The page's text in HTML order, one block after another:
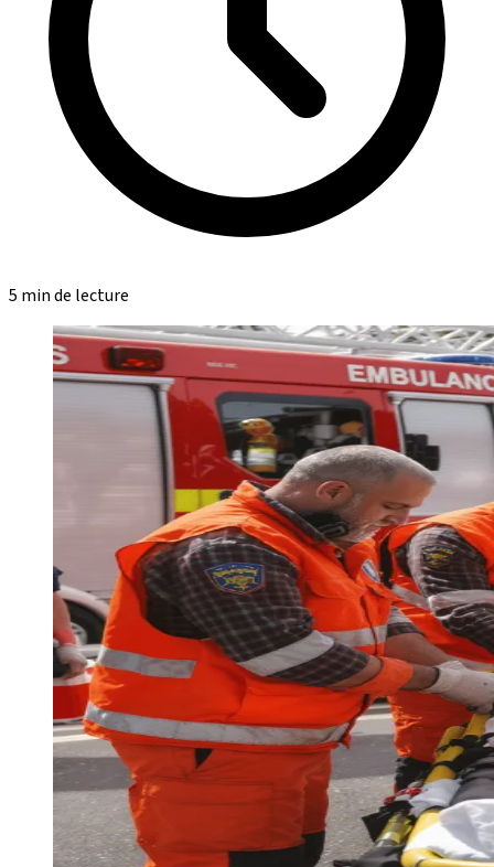
5 min de lecture